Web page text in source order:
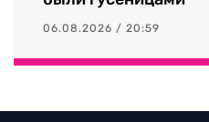
06.08.2026 / 20:59